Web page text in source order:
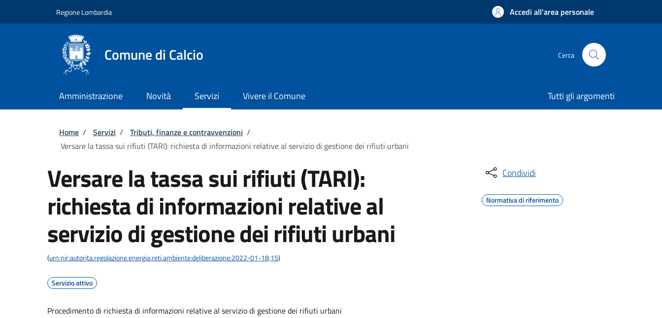
Regione Lombardia Accedi all'area personale
Comune di Calcio Cerca
Amministrazione Novità Servizi Vivere il Comune Tutti gli argomenti
Briciole di pane
Home / Servizi / Tributi, finanze e contravvenzioni /
Versare la tassa sui rifiuti (TARI): richiesta di informazioni relative al servizio di gestione dei rifiuti urbani
Versare la tassa sui rifiuti (TARI):
richiesta di informazioni relative al
servizio di gestione dei rifiuti urbani
(urn:nir:autorita.regolazione.energia.reti.ambiente:deliberazione:2022-01-18;15)
Servizio attivo
Procedimento di richiesta di informazioni relative al servizio di gestione dei rifiuti urbani
Condividi
Normativa di riferimento